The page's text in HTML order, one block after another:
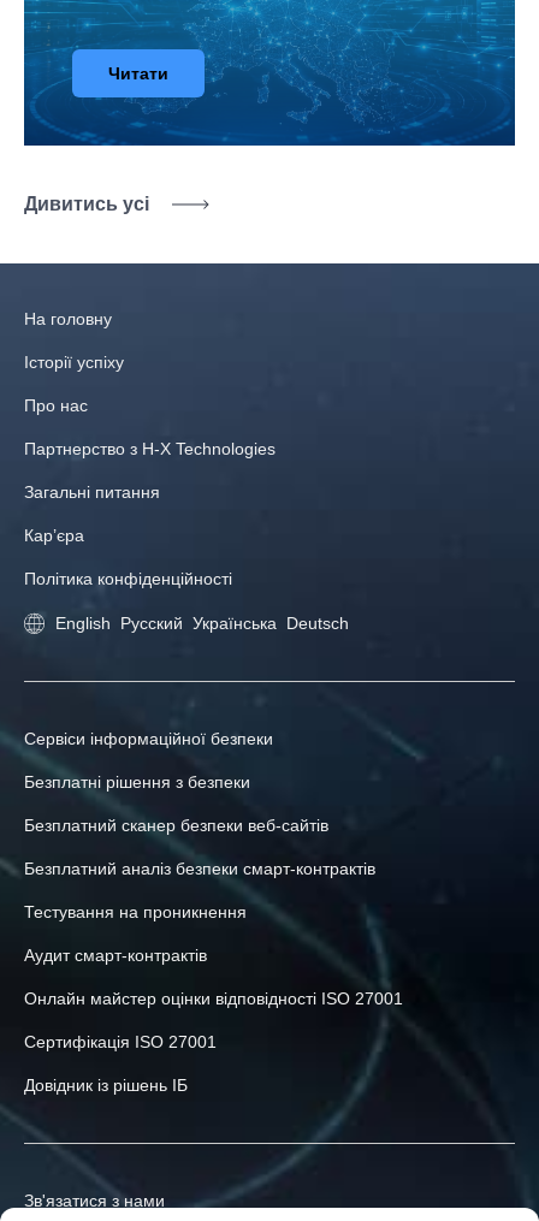
Читати
Дивитись усі
На головну
Історії успіху
Про нас
Партнерство з H-X Technologies
Загальні питання
Кар’єра
Політика конфіденційності
English Русский Українська Deutsch
Сервіси інформаційної безпеки
Безплатні рішення з безпеки
Безплатний сканер безпеки веб-сайтів
Безплатний аналіз безпеки смарт-контрактів
Тестування на проникнення
Аудит смарт-контрактів
Онлайн майстер оцінки відповідності ISO 27001
Сертифікація ISO 27001
Довідник із рішень ІБ
Зв'язатися з нами